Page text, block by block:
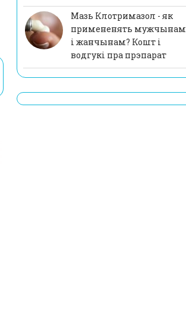
Мазь Клотримазол - як
примененять мужчынам
і жанчынам? Кошт і
водгукі пра прэпарат